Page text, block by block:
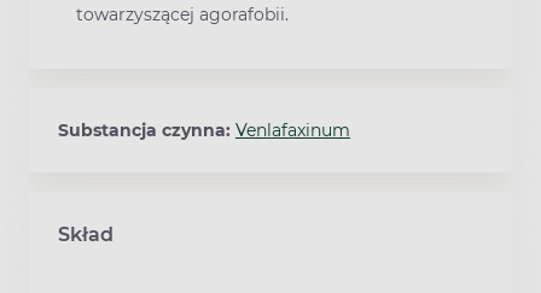
towarzyszącej agorafobii.
Substancja czynna: Venlafaxinum
Skład